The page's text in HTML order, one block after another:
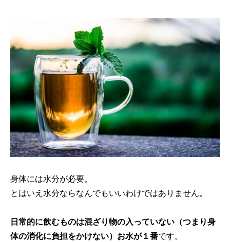
身体には水分が必要。
とはいえ水分ならなんでもいいわけではありません。
日常的に飲むものは混ざり物の入っていない（つまり身
体の消化に負担をかけない）お水が１番です。